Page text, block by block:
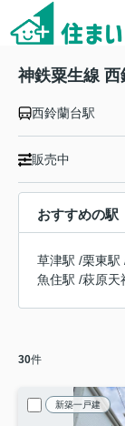
神鉄粟生線
西鈴蘭台駅
販売中
おすすめの駅
草津駅 /栗東駅
魚住駅 /萩原天
30件
新築一戸建